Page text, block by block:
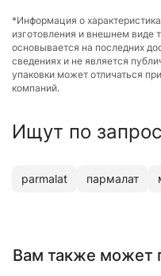
*Информация о
изготовления и внешнем виде
основывается на последних
сведениях и не является
упаковки может отличаться
компаний.
Ищут по
parmalat пармалат
Вам также может